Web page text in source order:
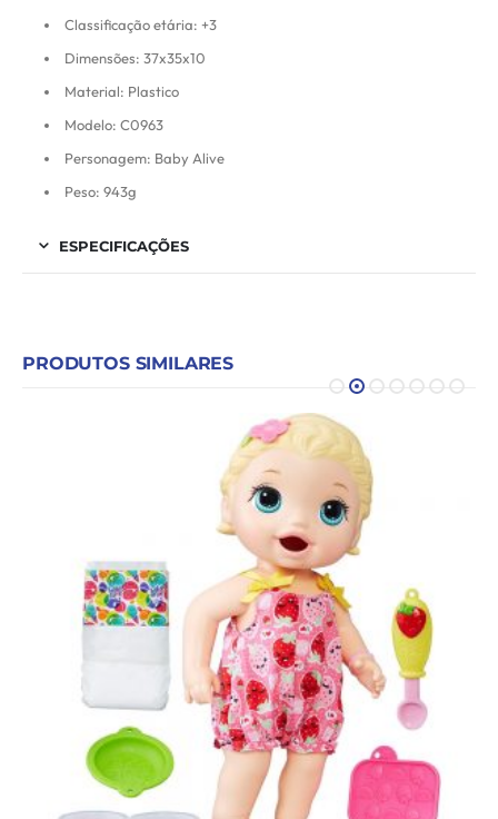
Classificação etária: +3
Dimensões: 37x35x10
Material: Plastico
Modelo: C0963
Personagem: Baby Alive
Peso: 943g
ESPECIFICAÇÕES
PRODUTOS SIMILARES